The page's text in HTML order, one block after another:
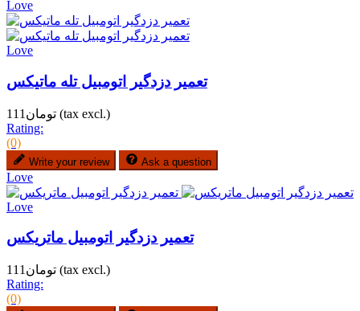
Love
Love
تعمیر دزدگیر اتومبیل تله ماتیکس
تومان111 (tax excl.)
Rating:
(0)
Write your review Ask a question
Love
Love
تعمیر دزدگیر اتومبیل ماتریکس
تومان111 (tax excl.)
Rating:
(0)